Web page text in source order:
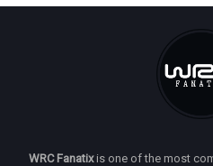
WRC Fanatixis one of the most